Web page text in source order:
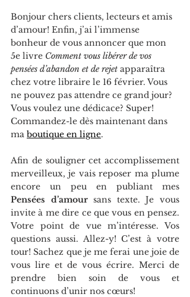
Bonjour chers clients, lecteurs et amis
d’amour! Enfin, j’ai l’immense
bonheur de vous annoncer que mon
5e livre Comment vous libérer de vos
pensées d’abandon et de rejet apparaîtra
chez votre libraire le 16 février. Vous
ne pouvez pas attendre ce grand jour?
Vous voulez une dédicace? Super!
Commandez-le dès maintenant dans
ma boutique en ligne.
Afin de souligner cet accomplissement
merveilleux, je vais reposer ma plume
Pensées d’amour sans texte. Je vous
invite à me dire ce que vous en pensez.
Votre point de vue m’intéresse. Vos
questions aussi. Allez-y! C’est à votre
tour! Sachez que je me ferai une joie de
vous lire et de vous écrire. Merci de
prendre bien soin de vous et
continuons d’unir nos cœurs!